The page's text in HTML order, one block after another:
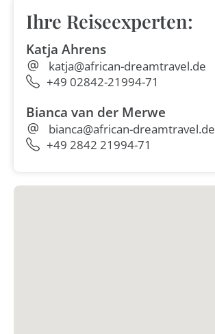
Ihre Reiseexperten:
Katja Ahrens
katja@african-dreamtravel.de
+49 02842-21994-71
Bianca van der Merwe
bianca@african-dreamtravel.de
+49 2842 21994-71